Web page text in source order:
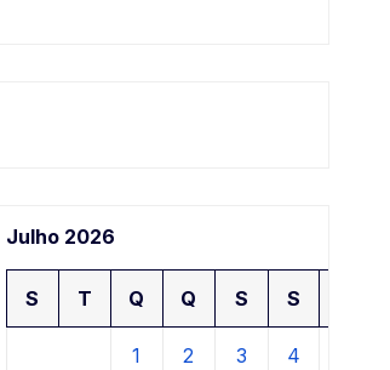
Julho 2026
S T Q Q S S
1 2 3 4